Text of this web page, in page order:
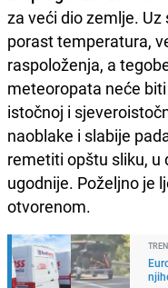
za veći dio zemlje.
porast temperatura,
raspoloženja, a
meteoropata neće
istočnoj i
naoblake i slabije
remetiti opštu sliku, u
ugodnije. Poželjno je
otvorenom.